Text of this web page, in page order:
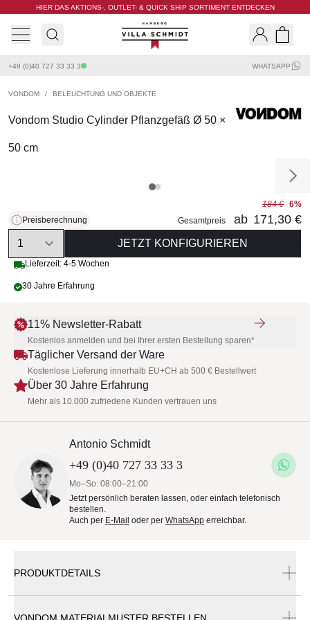
HIER DAS AKTIONS-, OUTLET- & QUICK SHIP SORTIMENT ENTDECKEN
Villa Schmidt
+49 (0)40 727 33 33 3 WHATSAPP
VONDOM / BELEUCHTUNG UND OBJEKTE
Vondom Studio Cylinder Pflanzgefäß Ø 50 ×
50 cm
Preisberechnung
184 € 6%
Gesamtpreis
ab 171,30 €
Quantity
JETZT KONFIGURIEREN
Lieferzeit: 4-5 Wochen
30 Jahre Erfahrung
11% Newsletter-Rabatt
Kostenlos anmelden und bei Ihrer ersten Bestellung sparen*
Täglicher Versand der Ware
Kostenlose Lieferung innerhalb EU+CH ab 500 € Bestellwert
Über 30 Jahre Erfahrung
Mehr als 10.000 zufriedene Kunden vertrauen uns
Antonio Schmidt
+49 (0)40 727 33 33 3
Mo–So: 08:00–21:00
Jetzt persönlich beraten lassen, oder einfach telefonisch
bestellen.
Auch per E-Mail oder per WhatsApp erreichbar.
PRODUKTDETAILS
VONDOM MATERIALMUSTER BESTELLEN